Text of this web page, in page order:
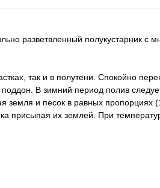
разветвленный полукустарник с
так и в полутени. Спокойно
В зимний период полив
земля и песок в равных пропорциях
присыпая их землей. При